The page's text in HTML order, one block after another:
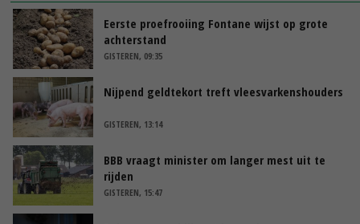
Eerste proefrooiing Fontane wijst op grote
achterstand
GISTEREN, 09:35
Nijpend geldtekort treft vleesvarkenshouders
GISTEREN, 13:14
BBB vraagt minister om langer mest uit te
rijden
GISTEREN, 15:47